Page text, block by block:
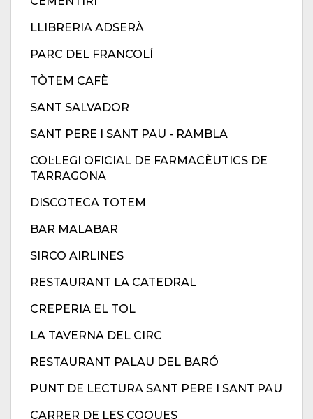
LLIBRERIA ADSERÀ
PARC DEL FRANCOLÍ
TÒTEM CAFÈ
SANT SALVADOR
SANT PERE I SANT PAU - RAMBLA
COL·LEGI OFICIAL DE FARMACÈUTICS DE
TARRAGONA
DISCOTECA TOTEM
BAR MALABAR
SIRCO AIRLINES
RESTAURANT LA CATEDRAL
CREPERIA EL TOL
LA TAVERNA DEL CIRC
RESTAURANT PALAU DEL BARÓ
PUNT DE LECTURA SANT PERE I SANT PAU
CARRER DE LES COQUES